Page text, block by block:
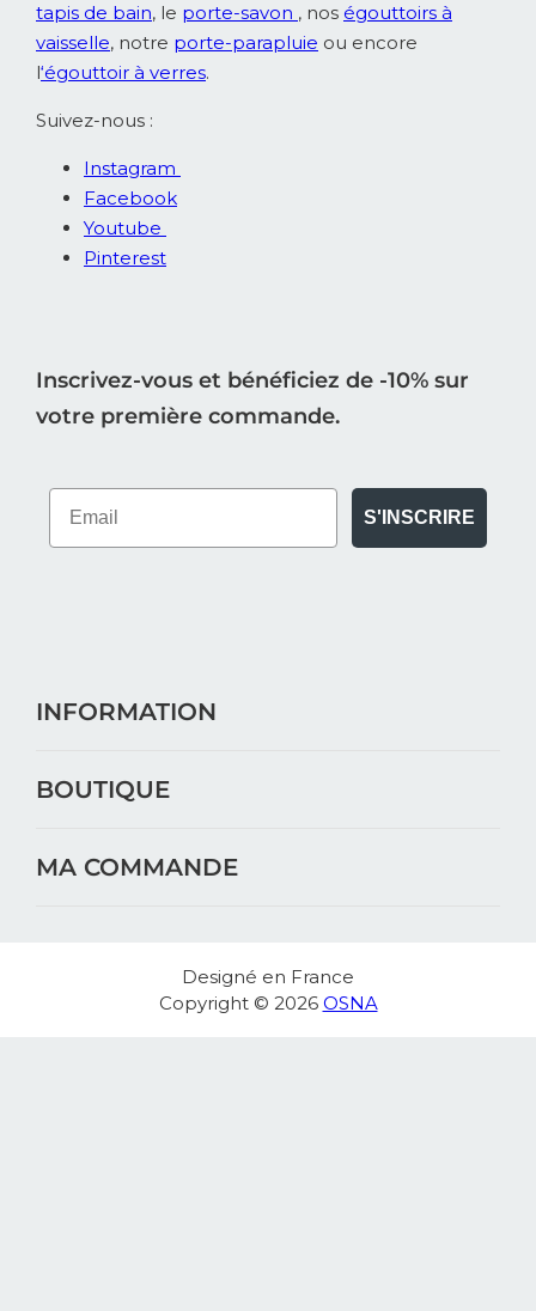
tapis de bain, le porte-savon , nos égouttoirs à
vaisselle, notre porte-parapluie ou encore
l‘égouttoir à verres.
Suivez-nous :
Instagram
Facebook
Youtube
Pinterest
Inscrivez-vous et bénéficiez de -10% sur
votre première commande.
S'INSCRIRE
INFORMATION
BOUTIQUE
MA COMMANDE
Designé en France
Copyright © 2026 OSNA